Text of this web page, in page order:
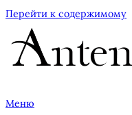
Перейти к содержимому
Меню